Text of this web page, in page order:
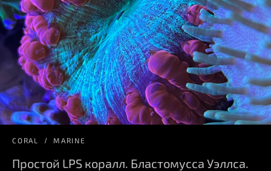
CORAL MARINE
Простой LPS коралл. Бластомусса Уэллса.